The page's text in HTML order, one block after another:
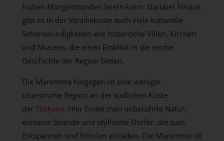
frühen Morgenstunden feiern kann. Darüber hinaus
gibt es in der Versiliaküste auch viele kulturelle
Sehenswürdigkeiten wie historische Villen, Kirchen
und Museen, die einen Einblick in die reiche
Geschichte der Region bieten.
Die Maremma hingegen ist eine weniger
touristische Region an der südlichen Küste
der Toskana. Hier findet man unberührte Natur,
einsame Strände und idyllische Dörfer, die zum
Entspannen und Erholen einladen. Die Maremma ist